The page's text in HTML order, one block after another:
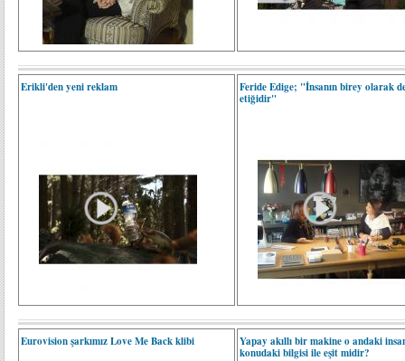
Erikli'den yeni reklam
Feride Edige; "İnsanın birey olarak
etiğidir"
Eurovision şarkımız Love Me Back klibi
Yapay akıllı bir makine o andaki
konudaki bilgisi ile eşit midir?